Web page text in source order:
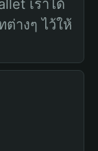
เราได้
ต่างๆ ไว้ให้